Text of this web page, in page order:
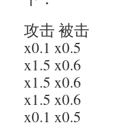
攻击 被击
x0.1 x0.5
x1.5 x0.6
x1.5 x0.6
x1.5 x0.6
x0.1 x0.5